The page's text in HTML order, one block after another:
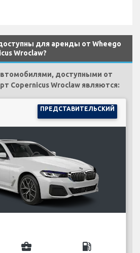
для аренды от Wheego
Wroclaw?
доступными от
Copernicus Wroclaw являются:
ПРЕДСТАВИТЕЛЬСКИЙ
business_center local_gas_station